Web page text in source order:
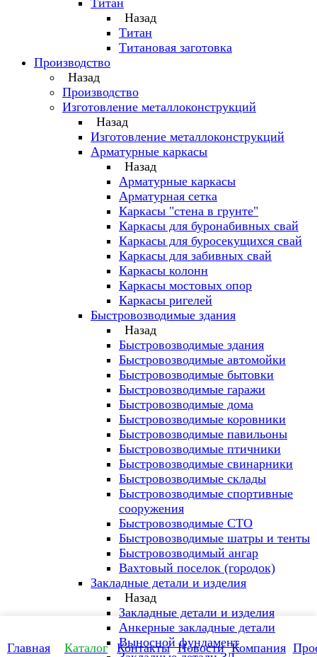
Титан
Назад
Титан
Титановая заготовка
Производство
Назад
Производство
Изготовление металлоконструкций
Назад
Изготовление металлоконструкций
Арматурные каркасы
Назад
Арматурные каркасы
Арматурная сетка
Каркасы "стена в грунте"
Каркасы для буронабивных свай
Каркасы для буросекущихся свай
Каркасы для забивных свай
Каркасы колонн
Каркасы мостовых опор
Каркасы ригелей
Быстровозводимые здания
Назад
Быстровозводимые здания
Быстровозводимые автомойки
Быстровозводимые бытовки
Быстровозводимые гаражи
Быстровозводимые дома
Быстровозводимые коровники
Быстровозводимые павильоны
Быстровозводимые птичники
Быстровозводимые свинарники
Быстровозводимые склады
Быстровозводимые спортивные
сооружения
Быстровозводимые СТО
Быстровозводимые шатры и тенты
Быстровозводимый ангар
Вахтовый поселок (городок)
Закладные детали и изделия
Назад
Закладные детали и изделия
Анкерные закладные детали
Выносной фундамент
Главная Каталог Контакты Новости Компания